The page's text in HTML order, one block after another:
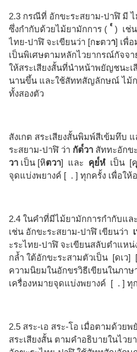
2.3 กรณีที่ อักขะระสยาม-ปาฬิ มี
ซึ่งกำกับด้วยไม้ยามักการ ( ๎ ) เช่น
ไทย-ปาฬิ จะเขียนว่า [กะตวา] เพื่อ
เป็นพิเศษตามหลักไวยากรณ์กัจจ
ให้สระเสียงสั้นที่นำหน้าพยัญชนะเ
นานขึ้น และใช้สัททสัญลักษณ์ ไม้ก
ทั้งสองตัว
สังเกต สระเสียงสั้นพิมพ์สีเข้มทึบ
ระสยาม-ปาฬิ ว่า กัต๎วา สัททะอักข
วา เป็น [หิตวา] และ คุย๎หํ เป็น [ค
จุดแบ่งพยางค์ [ . ] ทุกครั้ง เพื่อให้
2.4 ในคำที่มีไม้ยามักการกำกับแล
เช่น อักขะระสยาม-ปาฬิ เขียนว่า
ะระไทย-ปาฬิ จะเขียนสลับตำแห
กล้ำ ใต้อักขะระสามตัวเป็น [ดเ
ความนิยมในอักขรวิธีเขียนในภา
เครื่องหมายจุดแบ่งพยางค์ [ . ] ทุ
2.5 สระ-เอ สระ-โอ เมื่อตามด้วย
สระเสียงสั้น ตามคำอธิบายในไว